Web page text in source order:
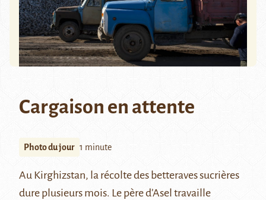
Cargaison en attente
Photo du jour 1 minute
Au Kirghizstan, la récolte des betteraves sucrières
dure plusieurs mois. Le père d’Asel travaille